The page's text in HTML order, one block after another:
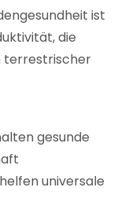
ist
die
terrestrischer
gesunde
universale